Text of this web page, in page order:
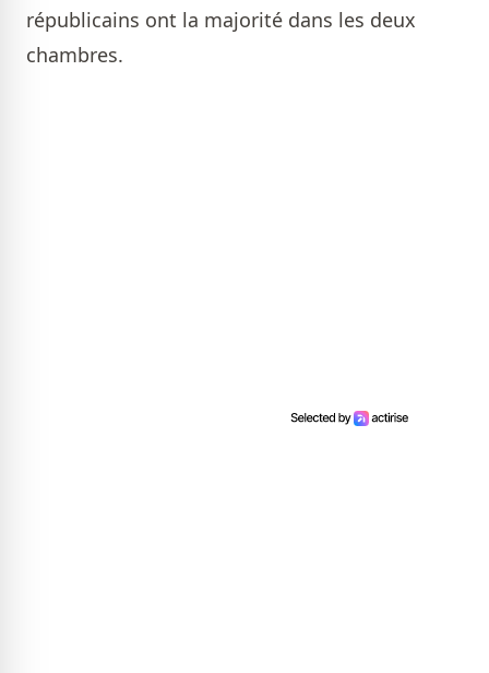
républicains ont la majorité dans les deux
chambres.